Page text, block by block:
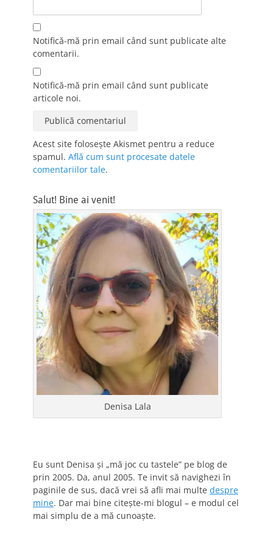
Notifică-mă prin email când sunt publicate alte
comentarii.
Notifică-mă prin email când sunt publicate
articole noi.
Acest site folosește Akismet pentru a reduce
spamul. Află cum sunt procesate datele
comentariilor tale.
Salut! Bine ai venit!
Denisa Lala
Eu sunt Denisa și „mă joc cu tastele” pe blog de
prin 2005. Da, anul 2005. Te invit să navighezi în
paginile de sus, dacă vrei să afli mai multe despre
mine. Dar mai bine citește-mi blogul – e modul cel
mai simplu de a mă cunoaște.